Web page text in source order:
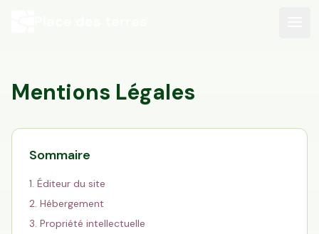
Mentions Légales
Sommaire
1. Éditeur du site
2. Hébergement
3. Propriété intellectuelle